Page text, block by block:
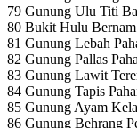
79 Gunung Ulu Titi
80 Bukit Hulu
81 Gunung Lebah
82 Gunung Pallas
83 Gunung Lawit
84 Gunung Tapis
85 Gunung Ayam
86 Gunung Behrang